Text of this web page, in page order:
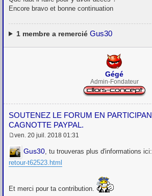
Encore bravo et bonne continuation
1membre a remercié Gus30
Gégé
Admin-Fondateur
SOUTENEZ LE FORUM EN PARTICIPANT À NOTRE
CAGNOTTE PAYPAL.
e
s
s
ven. 20 juil. 2018 01:31
Gus30 , tu trouveras plus d'informations ici:
retour-t62523.html
Et merci pour ta contribution.